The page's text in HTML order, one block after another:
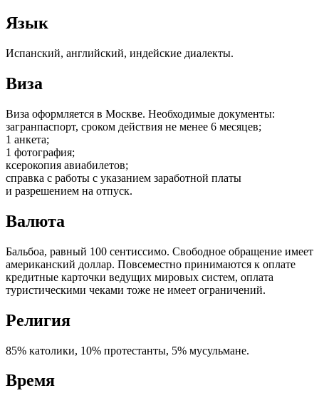
Язык
Испанский, английский, индейские диалекты.
Виза
Виза оформляется в Москве. Необходимые документы:
загранпаспорт, сроком действия не менее 6 месяцев;
1 анкета;
1 фотография;
ксерокопия авиабилетов;
справка с работы с указанием заработной платы
и разрешением на отпуск.
Валюта
Бальбоа, равный 100 сентиссимо. Свободное обращение имеет
американский доллар. Повсеместно принимаются к оплате
кредитные карточки ведущих мировых систем, оплата
туристическими чеками тоже не имеет ограничений.
Религия
85% католики, 10% протестанты, 5% мусульмане.
Время